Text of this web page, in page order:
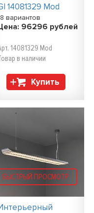
14081329 Mod
вариантов
96296 рублей
14081329 Mod
в наличии
Купить
БЫСТРЫЙ ПРОСМОТР